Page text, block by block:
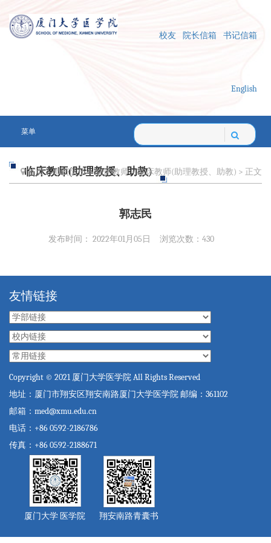
校友 院长信箱 书记信箱
English
菜单
临床教师(助理教授、助教)
首页>师资队伍>临床教师>临床教师(助理教授、助教) > 正文
郭志民
发布时间： 2022年01月05日 浏览次数： 430
友情链接
Copyright © 2021 厦门大学医学院 All Rights Reserved
地址：厦门市翔安区翔安南路厦门大学医学院 邮编：361102
邮箱：med@xmu.edu.cn
电话：+86 0592-2186786
传真：+86 0592-2188671
厦门大学 医学院 翔安南路青囊书